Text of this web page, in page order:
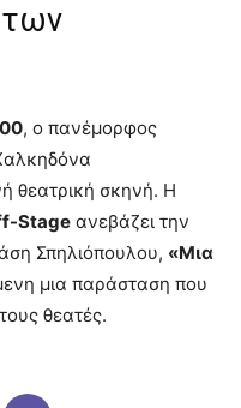
, ο πανέμορφος
θεατρική σκηνή. Η
Stage ανεβάζει την
Σπηλιόπουλου, «Μια
μια παράσταση που
θεατές.